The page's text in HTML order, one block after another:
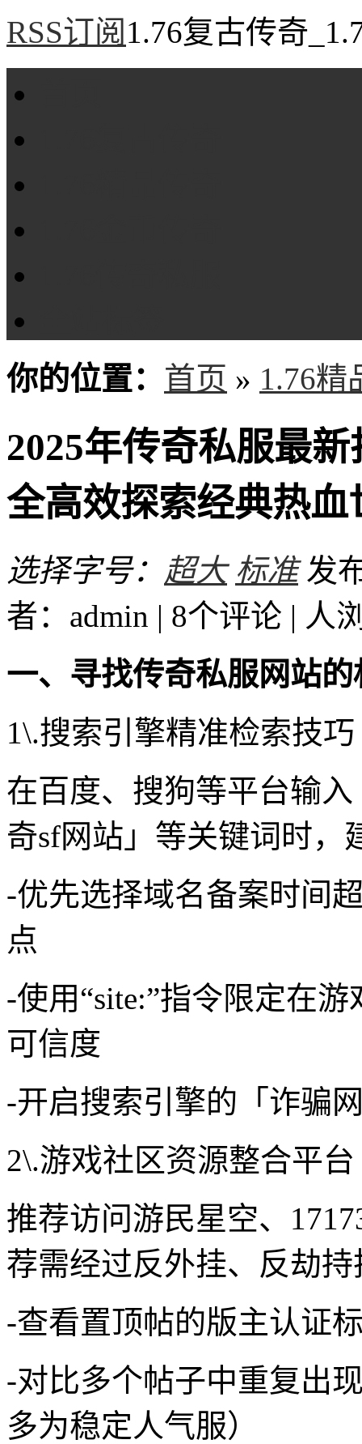
RSS订阅 1.76复古传奇
你的位置： 首页 » 1.76精
2025年传奇私服最
全高效探索经典热血
选择字号： 超大 标准 发
者：admin | 8个评论 | 人
一、寻找传奇私服网站
1\.搜索引擎精准检索技巧
在百度、搜狗等平台输
奇sf网站」等关键词时，
-优先选择域名备案时间
点
-使用“site:”指令限定在
可信度
-开启搜索引擎的「诈骗
2\.游戏社区资源整合平台
推荐访问游民星空、
荐需经过反外挂、反劫
-查看置顶帖的版主认证
-对比多个帖子中重复出
多为稳定人气服）